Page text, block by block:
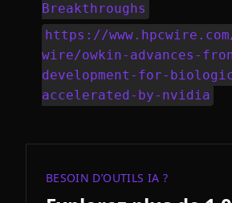
Breakthroughs
https://
wire/owkin-advances-
development-for-
accelerated-by-nvidia
BESOIN D’OUTILS IA ?